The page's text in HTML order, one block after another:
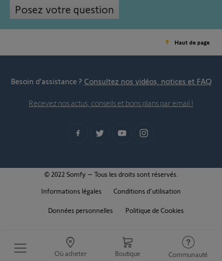
Où acheter Boutique Communauté
Posez votre question
Haut de page
Besoin d’assistance ? Consultez nos vidéos, notices et FAQ
Recevez nos actus, conseils et bons plans par email !
© 2022 Somfy – Tous les droits sont réservés.
Informations légales
Conditions d'utilisation
Données personnelles Politique de Cookies